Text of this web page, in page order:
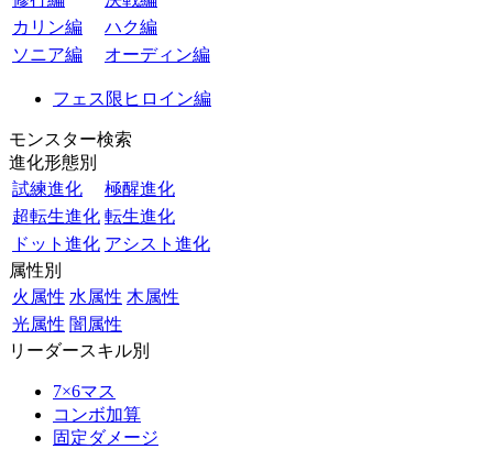
カリン編
ハク編
ソニア編
オーディン編
フェス限ヒロイン編
モンスター検索
進化形態別
試練進化
極醒進化
超転生進化 転生進化
ドット進化 アシスト進化
属性別
火属性 水属性 木属性
光属性 闇属性
リーダースキル別
7×6マス
コンボ加算
固定ダメージ